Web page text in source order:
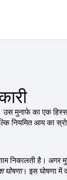
मुनाफे का एक
नियमित आय का
निकालती है।
घोषणा। इस घोषणा में